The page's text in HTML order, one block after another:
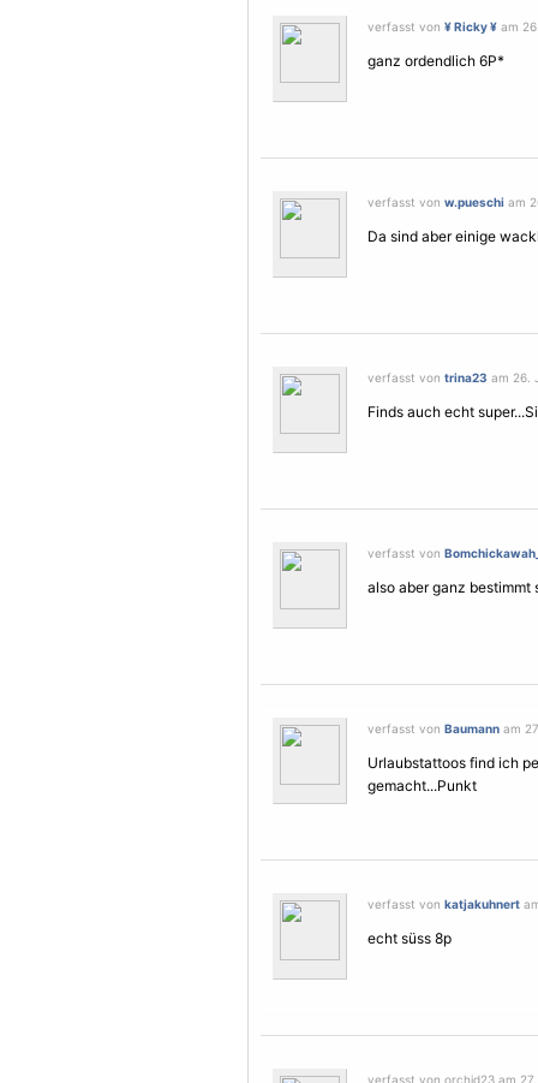
verfasst von ¥ Ricky ¥ am
ganz ordendlich 6P*
verfasst von w.pueschi am
Da sind aber einige
verfasst von trina23 am 26.
Finds auch echt
verfasst von
also aber ganz bestimmt
verfasst von Baumann am
Urlaubstattoos find ich
gemacht...Punkt
verfasst von katjakuhnert
echt süss 8p
verfasst von orchid23 am